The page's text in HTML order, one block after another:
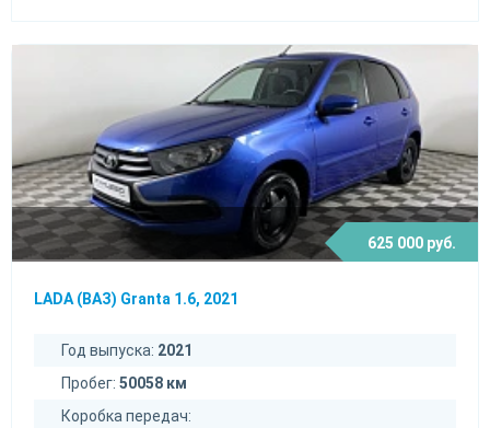
625 000 руб.
LADA (ВАЗ) Granta 1.6, 2021
Год выпуска: 2021
Пробег: 50058 км
Коробка передач: